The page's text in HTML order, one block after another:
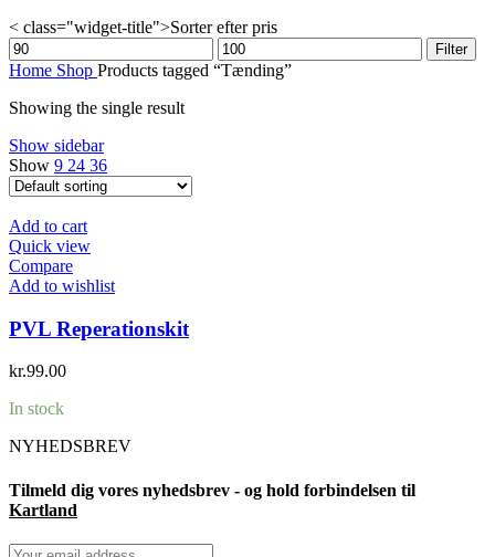
< class="widget-title">Sorter efter pris
Min
price
Max
price
Filter
Home Shop Products tagged “Tænding”
Showing the single result
Show sidebar
Show 9 24 36
Add to cart
Quick view
Compare
Add to wishlist
PVL Reperationskit
kr.99.00
In stock
NYHEDSBREV
Tilmeld dig vores nyhedsbrev - og hold forbindelsen til
Kartland